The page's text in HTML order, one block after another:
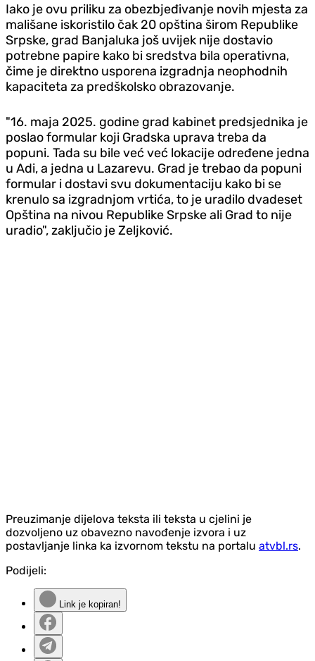
Iako je ovu priliku za obezbjeđivanje novih mjesta za
mališane iskoristilo čak 20 opština širom Republike
Srpske, grad Banjaluka još uvijek nije dostavio
potrebne papire kako bi sredstva bila operativna,
čime je direktno usporena izgradnja neophodnih
kapaciteta za predškolsko obrazovanje.
"16. maja 2025. godine grad kabinet predsjednika je
poslao formular koji Gradska uprava treba da
popuni. Tada su bile već već lokacije određene jedna
u Adi, a jedna u Lazarevu. Grad je trebao da popuni
formular i dostavi svu dokumentaciju kako bi se
krenulo sa izgradnjom vrtića, to je uradilo dvadeset
Opština na nivou Republike Srpske ali Grad to nije
uradio", zaključio je Zeljković.
Preuzimanje dijelova teksta ili teksta u cjelini je
dozvoljeno uz obavezno navođenje izvora i uz
postavljanje linka ka izvornom tekstu na portalu atvbl.rs.
Podijeli:
Link je kopiran!